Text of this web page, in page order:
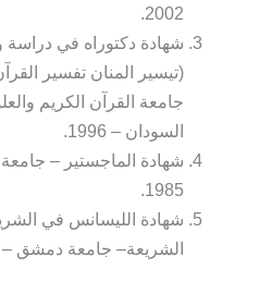
2002.
شهادة دكتوراه في دراسة
(تيسير المنان تفسير
جامعة القرآن الكريم
السودان – 1996.
شهادة الماجستير –
1985.
شهادة الليسانس في
الشريعة– جامعة دمشق –